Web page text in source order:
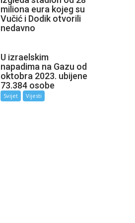
miliona eura kojeg su
Vučić i Dodik otvorili
nedavno
U izraelskim
napadima na Gazu od
oktobra 2023. ubijene
73.384 osobe
Svijet Vijesti